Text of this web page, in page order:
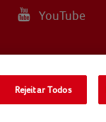
YouTube
COOKIES
Rejeitar Todos